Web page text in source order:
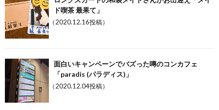
ド喫茶 最果て」
（2020.12.16投稿）
面白いキャンペーンでバズった噂のコンカフェ
「paradis (パラディス)」
（2020.12.04投稿）